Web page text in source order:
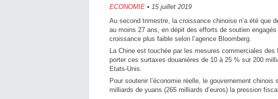
ECONOMIE • 15 juillet 2019
Au second trimestre, la croissance chinoise n’a été que
au moins 27 ans, en dépit des efforts de soutien
croissance plus faible selon l’agence Bloomberg.
La Chine est touchée par les mesures commerciales
porter ces surtaxes douanières de 10 à 25 % sur 200
Etats-Unis.
Pour soutenir l’économie réelle, le gouvernement
milliards de yuans (265 milliards d’euros) la pression